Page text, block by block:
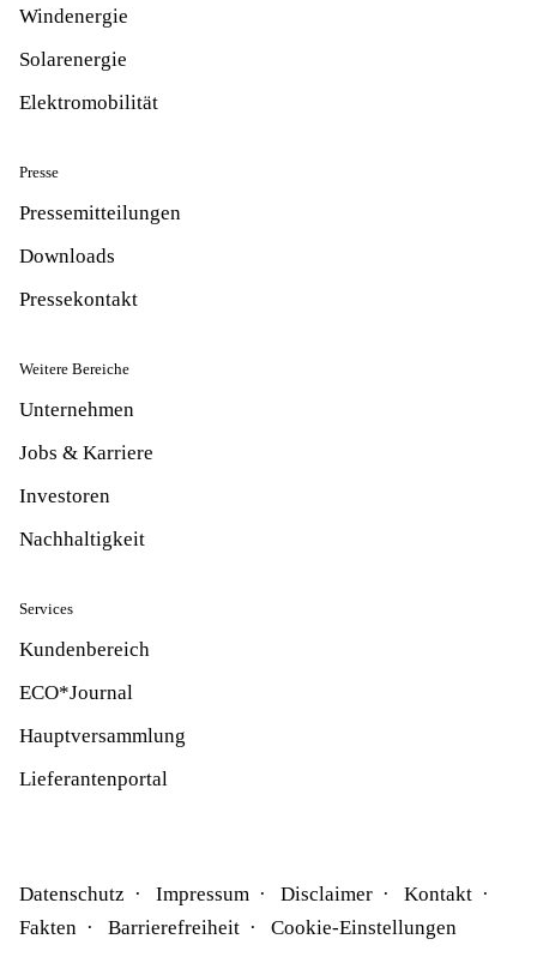
Windenergie
Solarenergie
Elektromobilität
Presse
Pressemitteilungen
Downloads
Pressekontakt
Weitere Bereiche
Unternehmen
Jobs & Karriere
Investoren
Nachhaltigkeit
Services
Kundenbereich
ECO*Journal
Hauptversammlung
Lieferantenportal
Datenschutz Impressum Disclaimer
Kontakt
Fakten
Barrierefreiheit Cookie-Einstellungen